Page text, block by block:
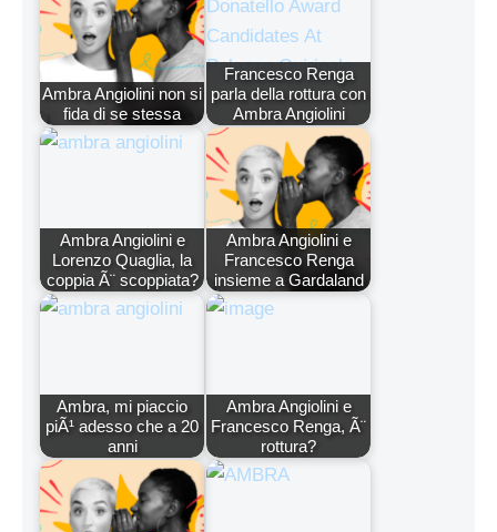
Ambra Angiolini non si
fida di se stessa
Francesco Renga
parla della rottura con
Ambra Angiolini
Ambra Angiolini e
Lorenzo Quaglia, la
coppia Ã¨ scoppiata?
Ambra Angiolini e
Francesco Renga
insieme a Gardaland
Ambra, mi piaccio
piÃ¹ adesso che a 20
anni
Ambra Angiolini e
Francesco Renga, Ã¨
rottura?